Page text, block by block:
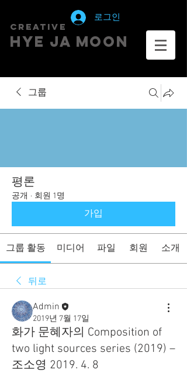
creative
HYE JA​ MOON
로그인
그룹
평론
공개 · 회원 1명
가입
그룹 활동 미디어 파일 회원 소개
뒤로
Admin
2019년 7월 17일
화가 문혜자의 Composition of
two light sources series (2019) –
조소영 2019. 4. 8